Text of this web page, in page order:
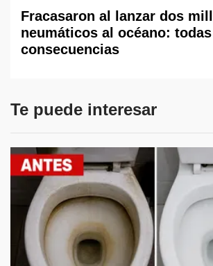
Fracasaron al lanzar dos
neumáticos al océano:
consecuencias
Te puede interesar